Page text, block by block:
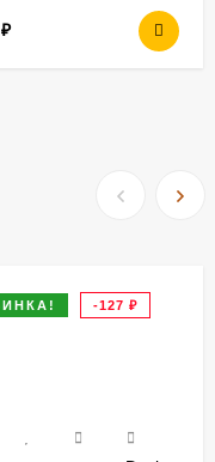
₽
-127 ₽